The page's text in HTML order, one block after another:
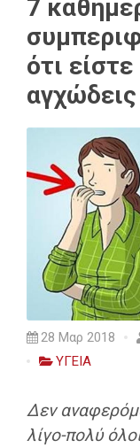
7
ότι
αγχώδεις
28 Μαρ 2018
ΥΓΕΙΑ
Δεν
λίγο-πολύ